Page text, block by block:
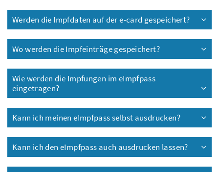
Werden die Impfdaten auf der e-card gespeichert?
Wo werden die Impfeinträge gespeichert?
Wie werden die Impfungen im eImpfpass
eingetragen?
Kann ich meinen eImpfpass selbst ausdrucken?
Kann ich den eImpfpass auch ausdrucken lassen?